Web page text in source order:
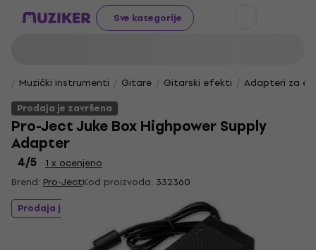
Sve kategorije
Muzički instrumenti Gitare Gitarski efekti
Adapteri za
Prodaja je završena
Pro-Ject Juke Box Highpower Supply
Adapter
4/5
1 x ocenjeno
Brend: Pro-JectKod proizvoda: 332360
Prodaja je završena